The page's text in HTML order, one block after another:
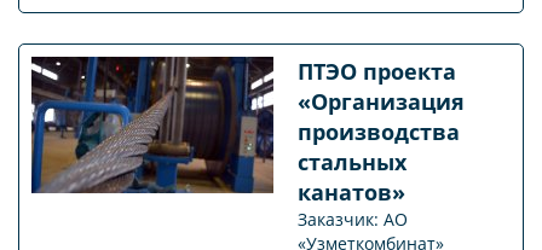
ПТЭО проекта
«Организация
производства
стальных
канатов»
Заказчик: АО
«Узметкомбинат»